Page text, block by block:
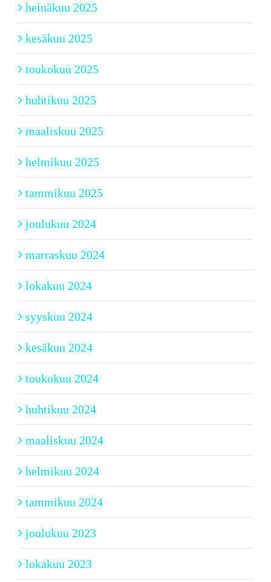
heinäkuu 2025
kesäkuu 2025
toukokuu 2025
huhtikuu 2025
maaliskuu 2025
helmikuu 2025
tammikuu 2025
joulukuu 2024
marraskuu 2024
lokakuu 2024
syyskuu 2024
kesäkuu 2024
toukokuu 2024
huhtikuu 2024
maaliskuu 2024
helmikuu 2024
tammikuu 2024
joulukuu 2023
lokakuu 2023